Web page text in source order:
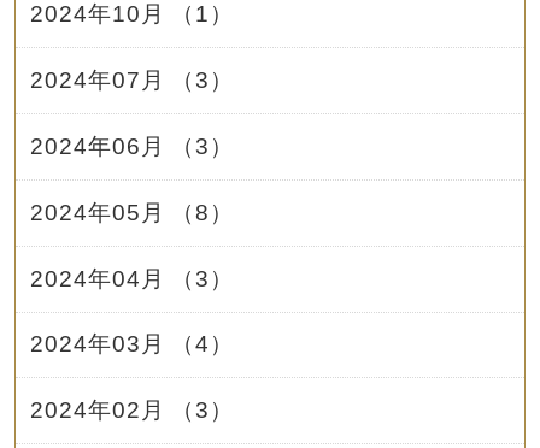
2024年10月 （1）
2024年07月 （3）
2024年06月 （3）
2024年05月 （8）
2024年04月 （3）
2024年03月 （4）
2024年02月 （3）